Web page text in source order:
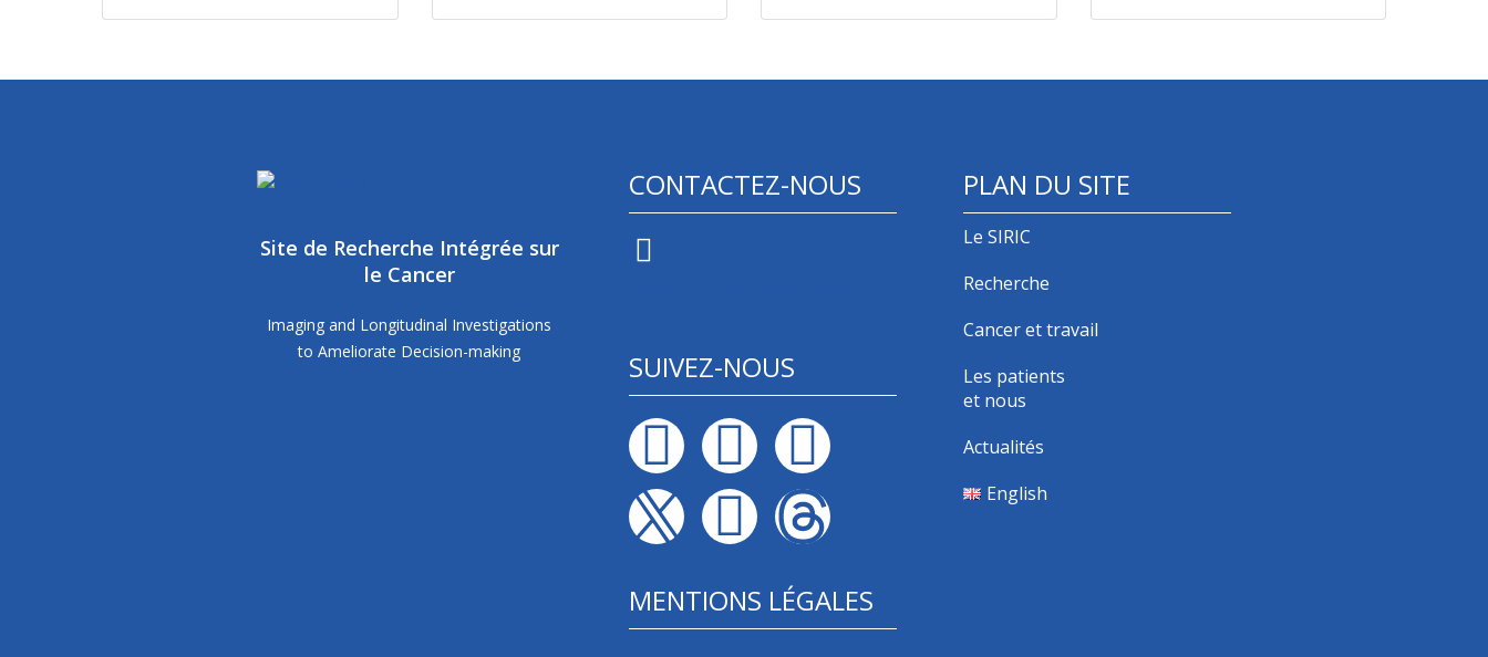
Site de Recherche Intégrée sur
le Cancer
Imaging and Longitudinal Investigations
to Ameliorate Decision-making
CONTACTEZ-NOUS
SUIVEZ-NOUS
MENTIONS LÉGALES
PLAN DU SITE
Le SIRIC
Recherche
Cancer et travail
Les patients
et nous
Actualités
English